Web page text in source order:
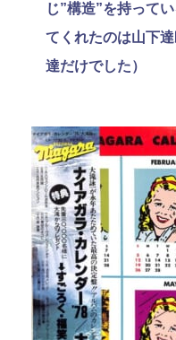
じ”構造”を持って
てくれたのは山下
達だけでした）